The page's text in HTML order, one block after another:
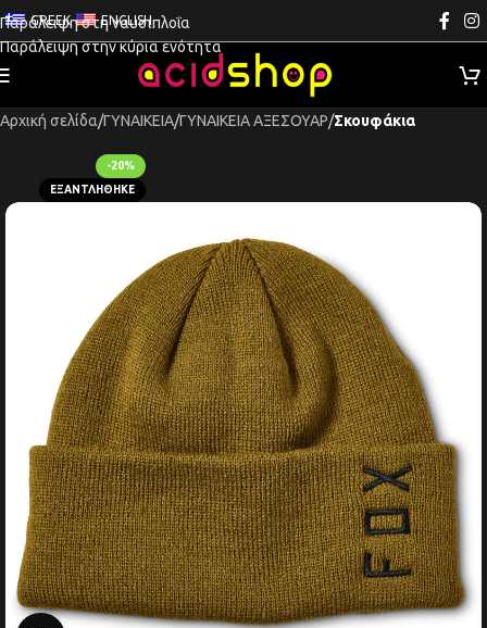
Παράλειψη στη ναυσιπλοΐα
Παράλειψη στην κύρια ενότητα
GREEK ENGLISH
Αρχική σελίδα ΓΥΝΑΙΚΕΙΑ ΓΥΝΑΙΚΕΙΑ ΑΞΕΣΟΥΑΡ Σκουφάκια
-20%
ΕΞΑΝΤΛΉΘΗΚΕ